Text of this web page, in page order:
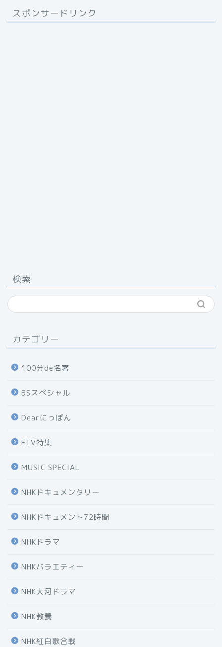
スポンサードリンク
検索
カテゴリー
100分de名著
BSスペシャル
Dearにっぽん
ETV特集
MUSIC SPECIAL
NHKドキュメンタリー
NHKドキュメント72時間
NHKドラマ
NHKバラエティー
NHK大河ドラマ
NHK教養
NHK紅白歌合戦